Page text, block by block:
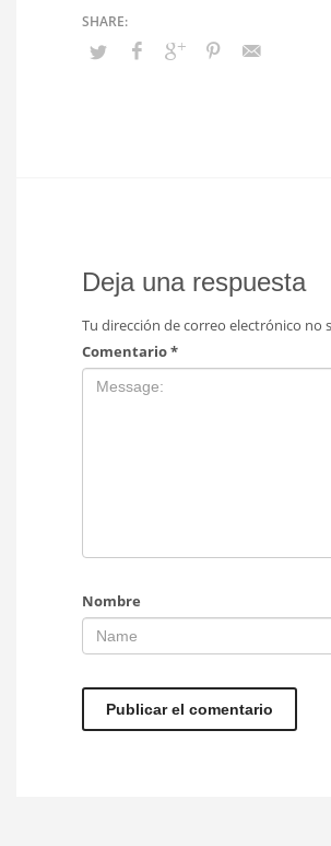
Deja una respuesta
Tu dirección de correo electrónico no
Comentario*
Nombre